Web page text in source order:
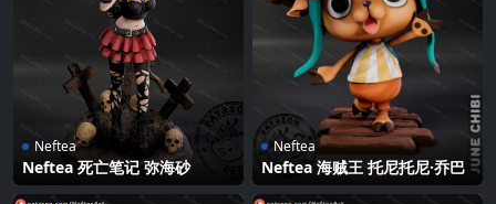
Neftea
Neftea 死亡笔记 弥海砂
Neftea
Neftea 海贼王 托尼托尼·乔巴